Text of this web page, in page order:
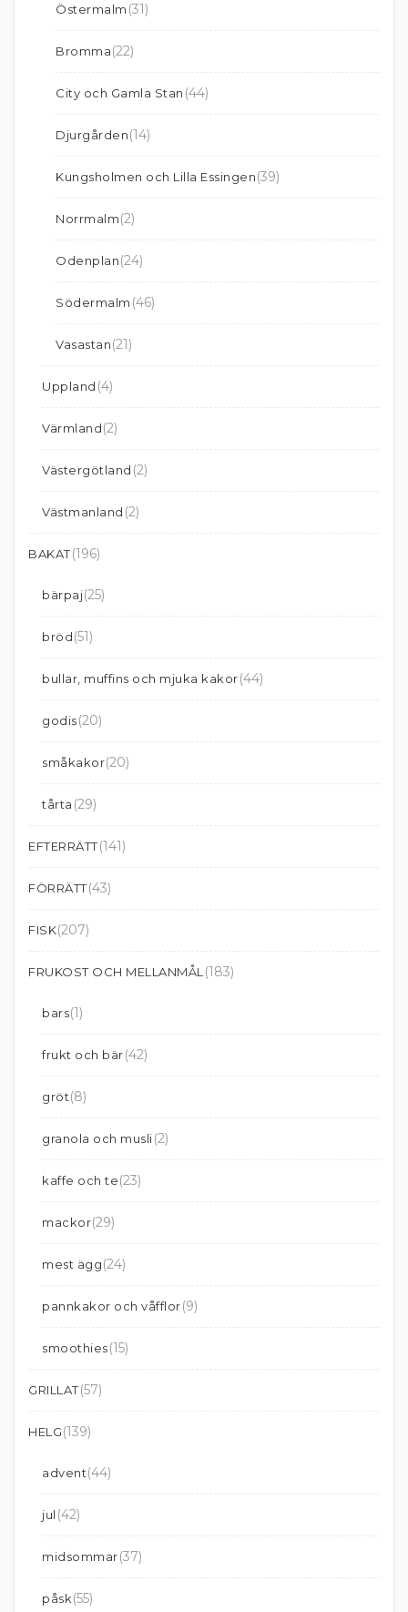
Östermalm (31)
Bromma(22)
City och Gamla Stan (44)
Djurgården(14)
Kungsholmen och Lilla Essingen(39)
Norrmalm(2)
Odenplan(24)
Södermalm (46)
Vasastan(21)
Uppland (4)
Värmland(2)
Västergötland (2)
Västmanland (2)
BAKAT(196)
bärpaj(25)
bröd(51)
bullar, muffins och mjuka kakor(44)
godis(20)
småkakor(20)
tårta (29)
EFTERRÄTT(141)
FÖRRÄTT(43)
FISK(207)
FRUKOST OCH MELLANMÅL (183)
bars(1)
frukt och bär(42)
gröt(8)
granola och musli(2)
kaffe och te(23)
mackor(29)
mest ägg(24)
pannkakor och våfflor(9)
smoothies(15)
GRILLAT(57)
HELG(139)
advent(44)
jul (42)
midsommar(37)
påsk(55)